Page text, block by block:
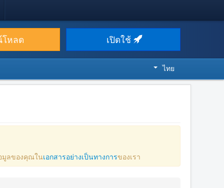
หลด เปิดใช้
ไทย
มูลของคุณในเอกสารอย่างเป็นทางการของเรา